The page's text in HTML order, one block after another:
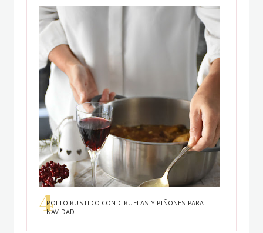
POLLO RUSTIDO CON CIRUELAS Y PIÑONES PARA
NAVIDAD